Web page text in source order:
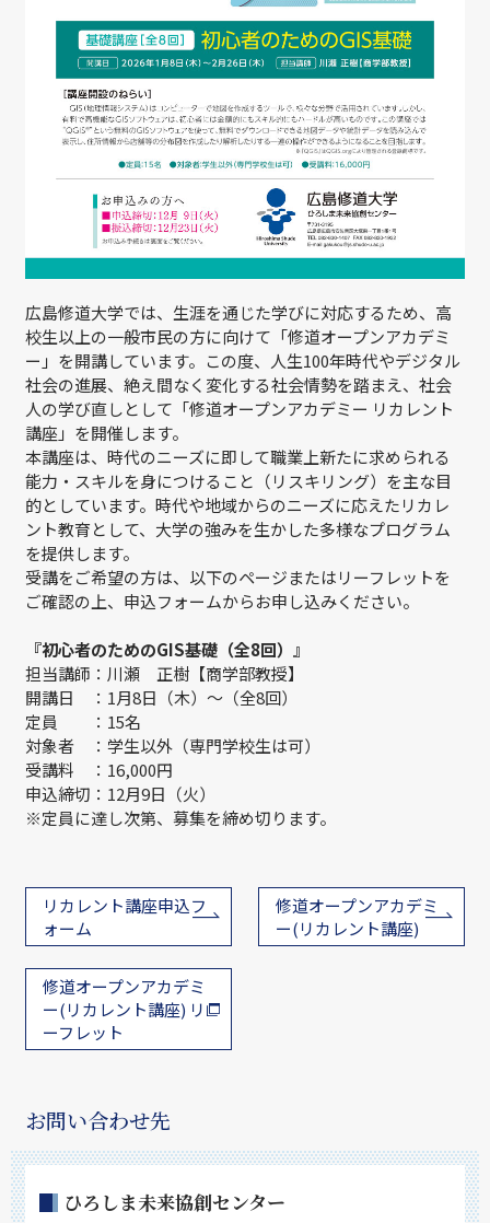
広島修道大学では、生涯を通じた学びに対応するため、高
校生以上の一般市民の方に向けて「修道オープンアカデミ
ー」を開講しています。この度、人生100年時代やデジタル
社会の進展、絶え間なく変化する社会情勢を踏まえ、社会
人の学び直しとして「修道オープンアカデミー リカレント
講座」を開催します。
本講座は、時代のニーズに即して職業上新たに求められる
能力・スキルを身につけること（リスキリング）を主な目
的としています。時代や地域からのニーズに応えたリカレ
ント教育として、大学の強みを生かした多様なプログラム
を提供します。
受講をご希望の方は、以下のページまたはリーフレットを
ご確認の上、申込フォームからお申し込みください。
『初心者のためのGIS基礎（全8回）』
担当講師：川瀬 正樹【商学部教授】
開講日 ：1月8日（木）〜（全8回）
定員 ：15名
対象者 ：学生以外（専門学校生は可）
受講料 ：16,000円
申込締切：12月9日（火）
※定員に達し次第、募集を締め切ります。
リカレント講座申込フ
ォーム
修道オープンアカデミ
ー(リカレント講座)
修道オープンアカデミ
ー(リカレント講座) リ
ーフレット
お問い合わせ先
ひろしま未来協創センター